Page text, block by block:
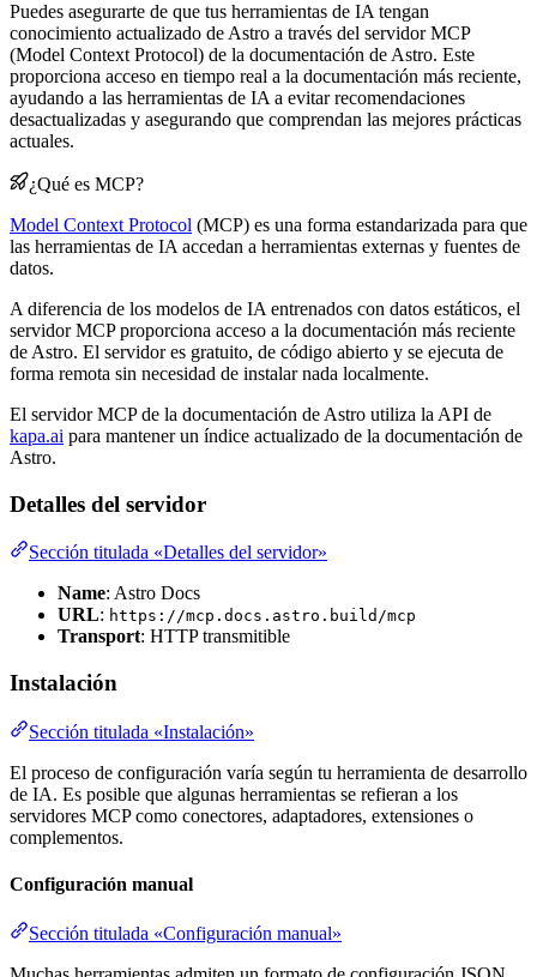
Puedes asegurarte de que tus herramientas de IA tengan
conocimiento actualizado de Astro a través del servidor MCP
(Model Context Protocol) de la documentación de Astro. Este
proporciona acceso en tiempo real a la documentación más reciente,
ayudando a las herramientas de IA a evitar recomendaciones
desactualizadas y asegurando que comprendan las mejores prácticas
actuales.
¿Qué es MCP?
Model Context Protocol (MCP) es una forma estandarizada para que
las herramientas de IA accedan a herramientas externas y fuentes de
datos.
A diferencia de los modelos de IA entrenados con datos estáticos, el
servidor MCP proporciona acceso a la documentación más reciente
de Astro. El servidor es gratuito, de código abierto y se ejecuta de
forma remota sin necesidad de instalar nada localmente.
El servidor MCP de la documentación de Astro utiliza la API de
kapa.ai para mantener un índice actualizado de la documentación de
Astro.
Detalles del servidor
Sección titulada «Detalles del servidor»
Name: Astro Docs
URL: https://mcp.docs.astro.build/mcp
Transport: HTTP transmitible
Instalación
Sección titulada «Instalación»
El proceso de configuración varía según tu herramienta de desarrollo
de IA. Es posible que algunas herramientas se refieran a los
servidores MCP como conectores, adaptadores, extensiones o
complementos.
Configuración manual
Sección titulada «Configuración manual»